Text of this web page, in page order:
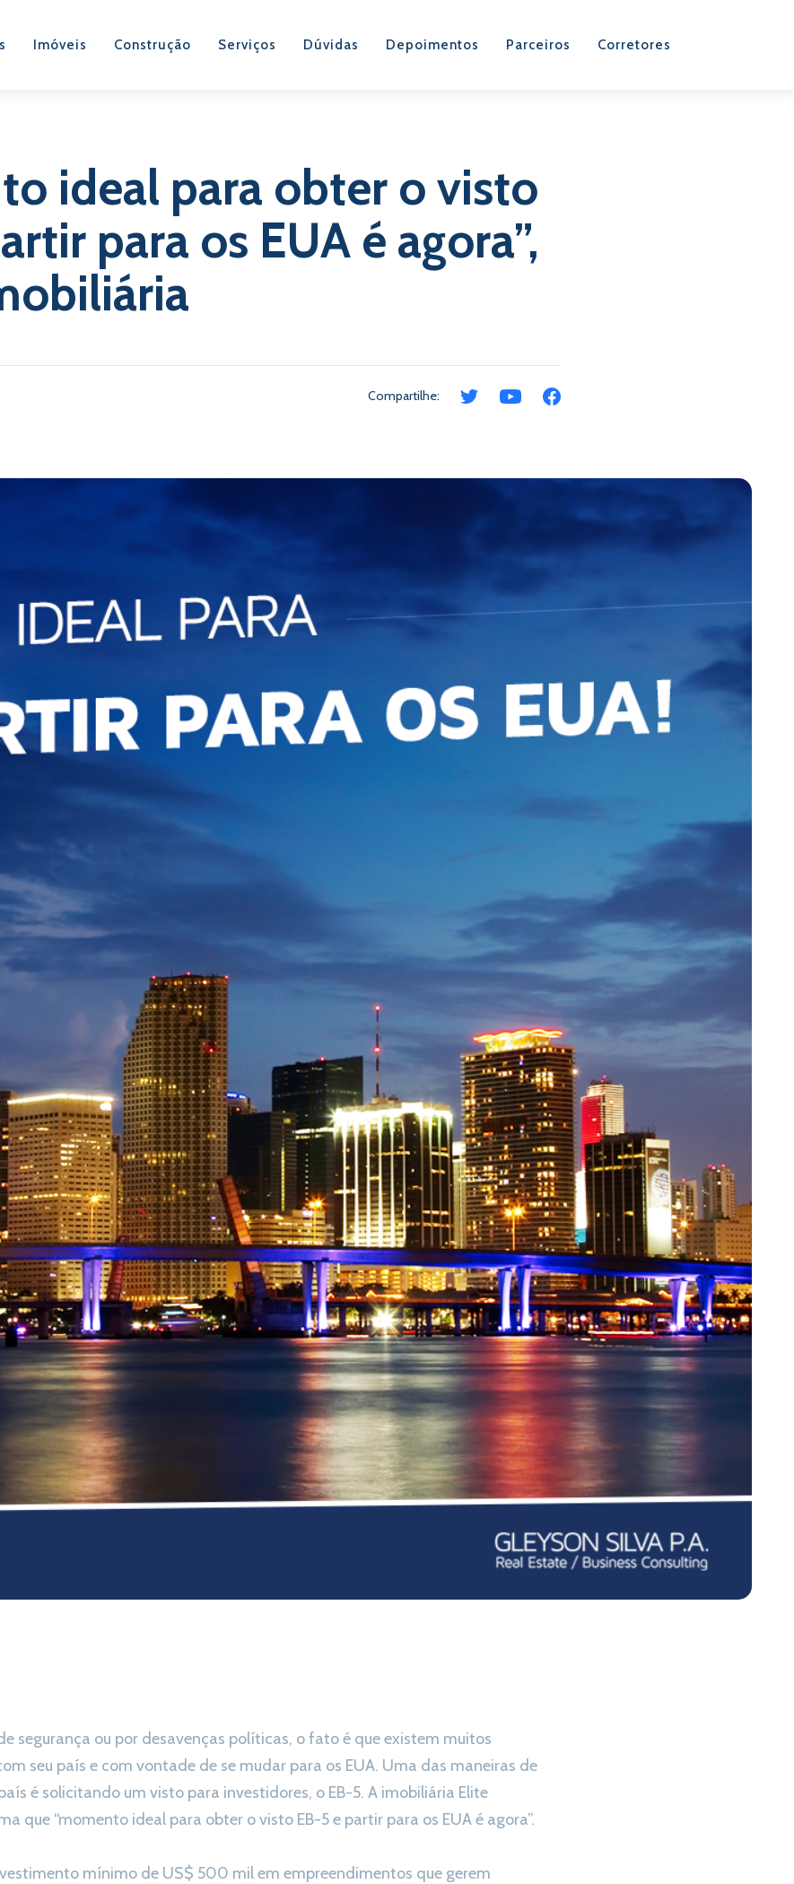
Imóveis Construção Serviços Dúvidas Depoimentos Parceiros Corretores
ideal para obter o visto
para os EUA é agora”,
Compartilhe:
segurança ou por desavenças políticas, o fato é que existem muitos
seu país e com vontade de se mudar para os EUA. Uma das maneiras de
é solicitando um visto para investidores, o EB-5. A imobiliária Elite
que “momento ideal para obter o visto EB-5 e partir para os EUA é agora”.
mínimo de US$ 500 mil em empreendimentos que gerem